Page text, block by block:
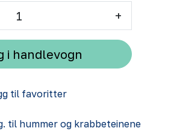
+
i handlevogn
til favoritter
til hummer og krabbeteinene